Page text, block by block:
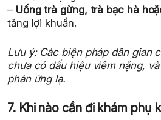
– Uống trà gừng, trà bạc hà
tăng lợi khuẩn.
Lưu ý: Các biện pháp dân gian
chưa có dấu hiệu viêm nặng,
phản ứng lạ.
7. Khi nào cần đi khám phụ